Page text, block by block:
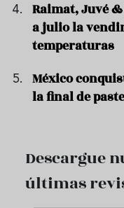
Raimat, Juvé
a julio la
temperaturas
México
la final de
Descargue
últimas